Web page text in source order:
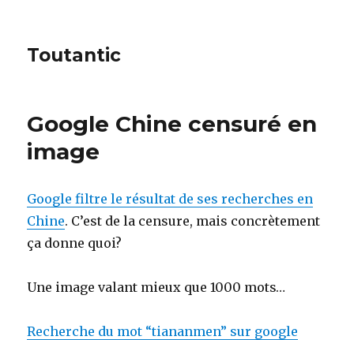
Toutantic
Google Chine censuré en
image
Google filtre le résultat de ses recherches en
Chine. C’est de la censure, mais concrètement
ça donne quoi?
Une image valant mieux que 1000 mots…
Recherche du mot “tiananmen” sur google